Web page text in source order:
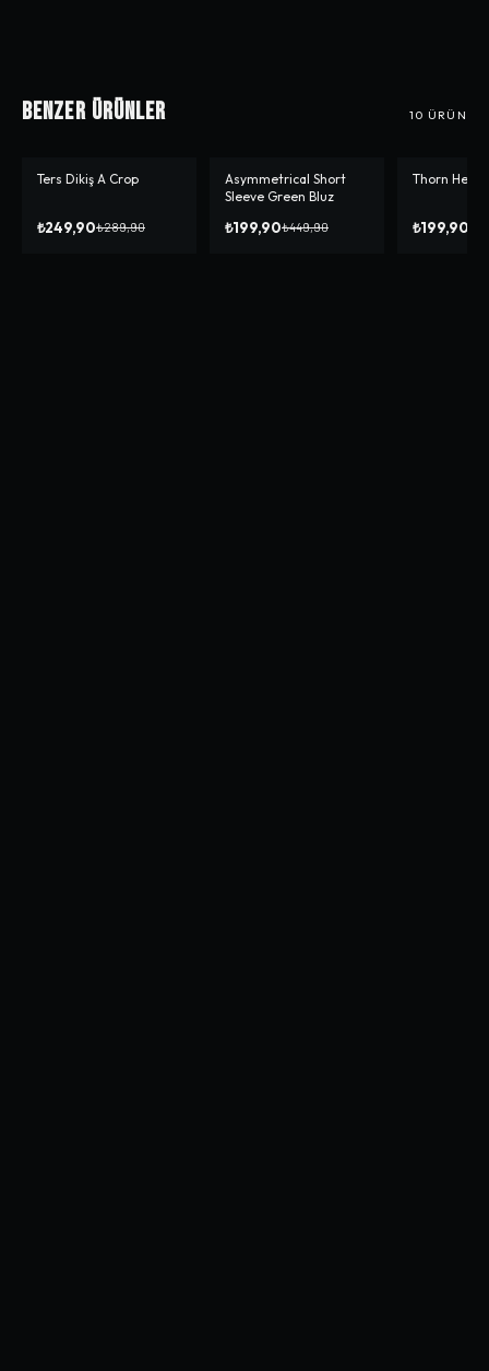
Benzer Ürünler 10 ÜRÜN
-%14
Ters Dikiş A Crop
₺249,90₺289,90
-%56
Asymmetrical Short
Sleeve Green Bluz
₺199,90₺449,90
-%50
Thorn Heart
₺199,90